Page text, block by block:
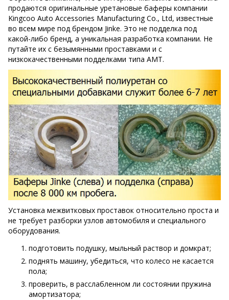
продаются оригинальные уретановые баферы компании
Kingcoo Auto Accessories Manufacturing Co., Ltd, известные
во всем мире под брендом Jinke. Это не подделка под
какой-либо бренд, а уникальная разработка компании. Не
путайте их с безымянными проставками и с
низкокачественными подделками типа AMT.
Установка межвитковых проставок относительно проста и
не требует разборки узлов автомобиля и специального
оборудования.
подготовить подушку, мыльный раствор и домкрат;
поднять машину, убедиться, что колесо не касается
пола;
проверить, в расслабленном ли состоянии пружина
амортизатора;